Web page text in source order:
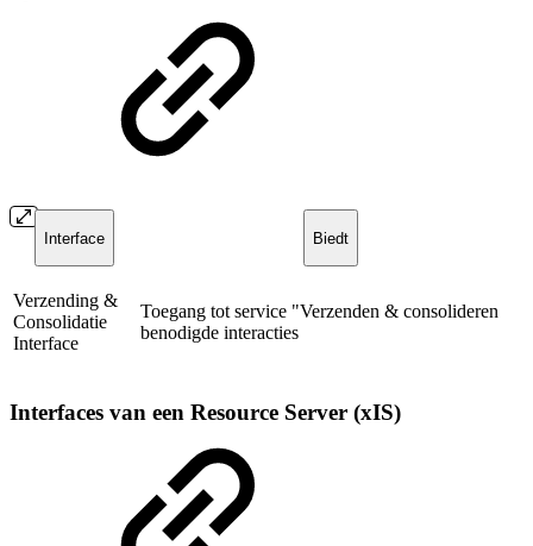
Interface Biedt
Verzending &
Consolidatie
Interface
Toegang tot service "Verzenden & consolideren
benodigde interacties
Interfaces van een Resource Server (xIS)